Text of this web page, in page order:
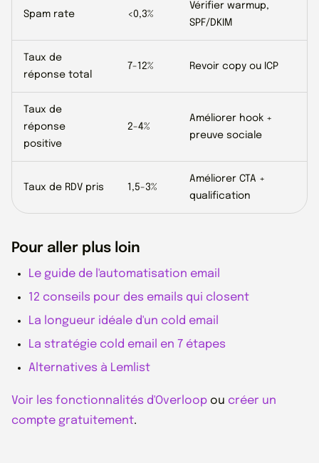
Spam rate <0,3%
Vérifier warmup,
SPF/DKIM
Taux de
réponse total
7-12% Revoir copy ou ICP
Taux de
réponse
positive
2-4%
Améliorer hook +
preuve sociale
Taux de RDV pris 1,5-3%
Améliorer CTA +
qualification
Pour aller plus loin
Le guide de l'automatisation email
12 conseils pour des emails qui closent
La longueur idéale d'un cold email
La stratégie cold email en 7 étapes
Alternatives à Lemlist
Voir les fonctionnalités d'Overloop ou créer un
compte gratuitement.